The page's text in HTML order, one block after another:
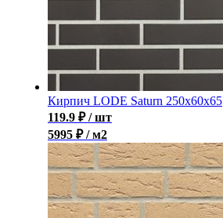
Кирпич LODE Saturn 250x60x65
119.9 ₽ / шт
5995 ₽ / м2